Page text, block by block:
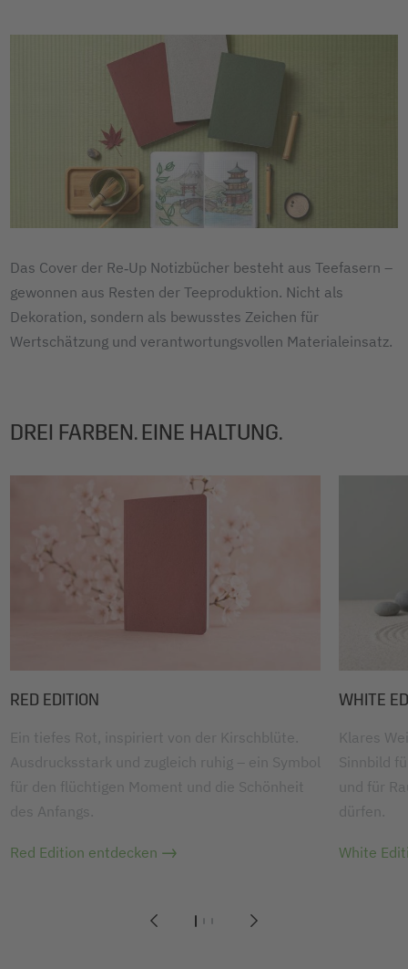
Das Cover der Re‑Up Notizbücher besteht aus Teefasern –
gewonnen aus Resten der Teeproduktion. Nicht als
Dekoration, sondern als bewusstes Zeichen für
Wertschätzung und verantwortungsvollen Materialeinsatz.
DREI FARBEN. EINE HALTUNG.
123
RED EDITION
Ein tiefes Rot, inspiriert von der Kirschblüte.
Ausdrucksstark und zugleich ruhig – ein Symbol
für den flüchtigen Moment und die Schönheit
des Anfangs.
Red Edition entdecken
WHITE
Klares
Sinnbild
und für
dürfen.
White